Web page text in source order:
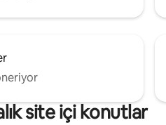
site içi konutlar